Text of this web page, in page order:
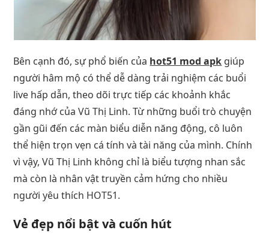
Bên cạnh đó, sự phổ biến của hot51 mod apk giúp
người hâm mộ có thể dễ dàng trải nghiệm các buổi
live hấp dẫn, theo dõi trực tiếp các khoảnh khắc
đáng nhớ của Vũ Thị Linh. Từ những buổi trò chuyện
gần gũi đến các màn biểu diễn năng động, cô luôn
thể hiện trọn vẹn cá tính và tài năng của mình. Chính
vì vậy, Vũ Thị Linh không chỉ là biểu tượng nhan sắc
mà còn là nhân vật truyền cảm hứng cho nhiều
người yêu thích HOT51.
Vẻ đẹp nổi bật và cuốn hút